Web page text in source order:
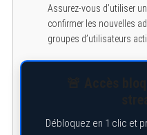
Assurez-vous d’utiliser
confirmer les nouvelles
groupes d’utilisateurs
Débloquez en 1 clic et